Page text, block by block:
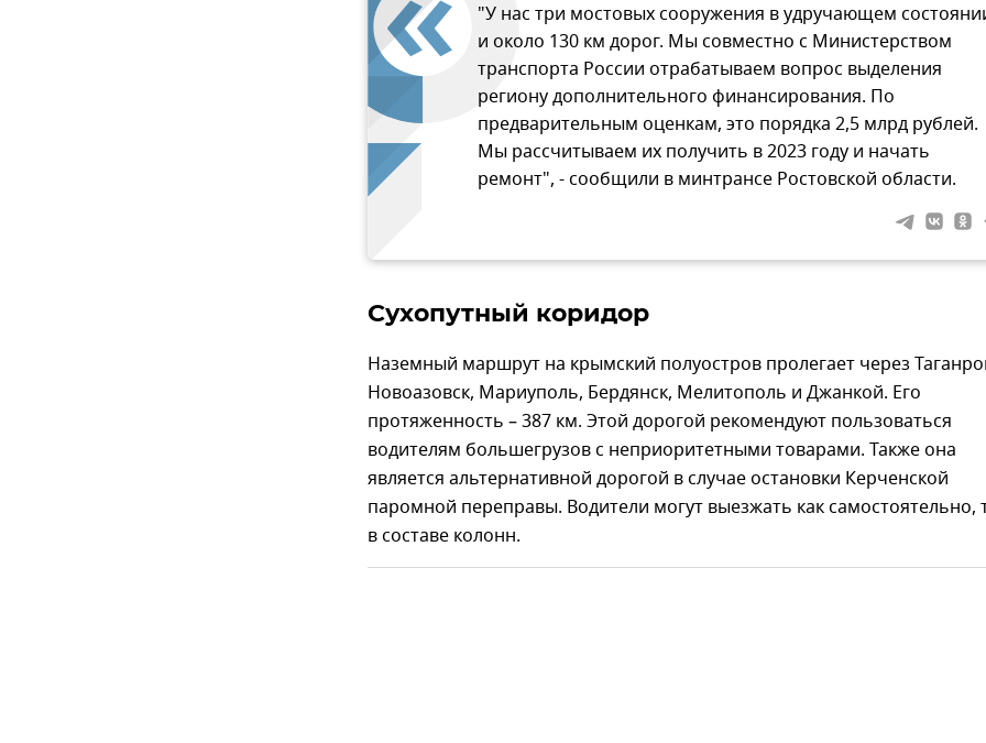
"У нас три мостовых сооружения в удручающем
и около 130 км дорог. Мы совместно с Министерством
транспорта России отрабатываем вопрос выделения
региону дополнительного финансирования. По
предварительным оценкам, это порядка 2,5 млрд рублей.
Мы рассчитываем их получить в 2023 году и начать
ремонт", - сообщили в минтрансе Ростовской области.
Сухопутный коридор
Наземный маршрут на крымский полуостров пролегает через
Новоазовск, Мариуполь, Бердянск, Мелитополь и Джанкой. Его
протяженность – 387 км. Этой дорогой рекомендуют пользоваться
водителям большегрузов с неприоритетными товарами. Также она
является альтернативной дорогой в случае остановки Керченской
паромной переправы. Водители могут выезжать как самостоятельно,
в составе колонн.